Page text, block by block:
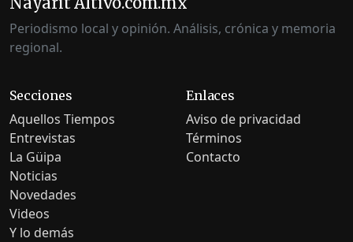
Periodismo local y opinión. Análisis, crónica y memoria
regional.
Secciones
Aquellos Tiempos
Entrevistas
La Güipa
Noticias
Novedades
Videos
Y lo demás
Enlaces
Aviso de privacidad
Términos
Contacto